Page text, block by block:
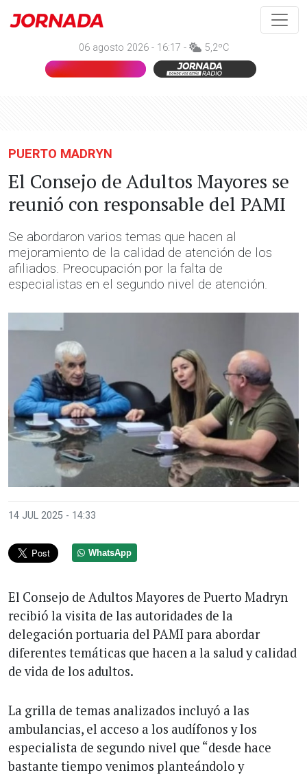
06 agosto 2026 - 16:17 - 5,2ºC
PUERTO MADRYN
El Consejo de Adultos Mayores se
reunió con responsable del PAMI
Se abordaron varios temas que hacen al
mejoramiento de la calidad de atención de los
afiliados. Preocupación por la falta de
especialistas en el segundo nivel de atención.
14 JUL 2025 - 14:33
WhatsApp
El Consejo de Adultos Mayores de Puerto Madryn
recibió la visita de las autoridades de la
delegación portuaria del PAMI para abordar
diferentes temáticas que hacen a la salud y calidad
de vida de los adultos.
La grilla de temas analizados incluyó a las
ambulancias, el acceso a los audífonos y los
especialista de segundo nivel que “desde hace
bastante tiempo venimos planteándolo y